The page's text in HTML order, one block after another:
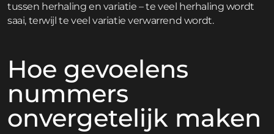
tussen herhaling en variatie – te veel herhaling wordt
saai, terwijl te veel variatie verwarrend wordt.
Hoe gevoelens
nummers
onvergetelijk maken